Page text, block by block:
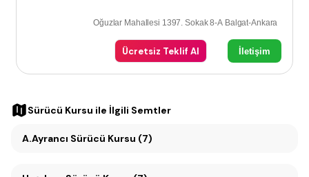
Oğuzlar Mahallesi 1397. Sokak 8-A Balgat-Ankara
Ücretsiz Teklif Al İletişim
Sürücü Kursu ile İlgili Semtler
A.Ayrancı Sürücü Kursu (7)